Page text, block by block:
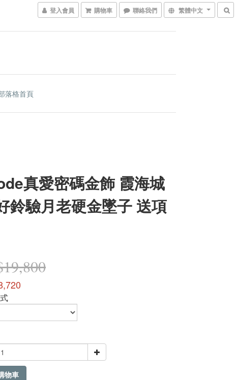
登入會員 購物車 聯絡我們 繁體中文
落格首頁
真愛密碼金飾 霞海城
鈴驗月老硬金墜子 送項
物車